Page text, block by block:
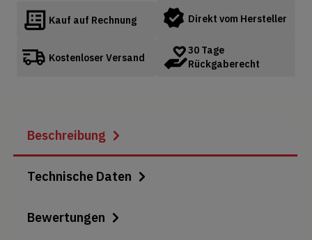
Kauf auf Rechnung
Kostenloser Versand
Direkt vom Hersteller
30 Tage
Rückgaberecht
Beschreibung
Technische Daten
Bewertungen